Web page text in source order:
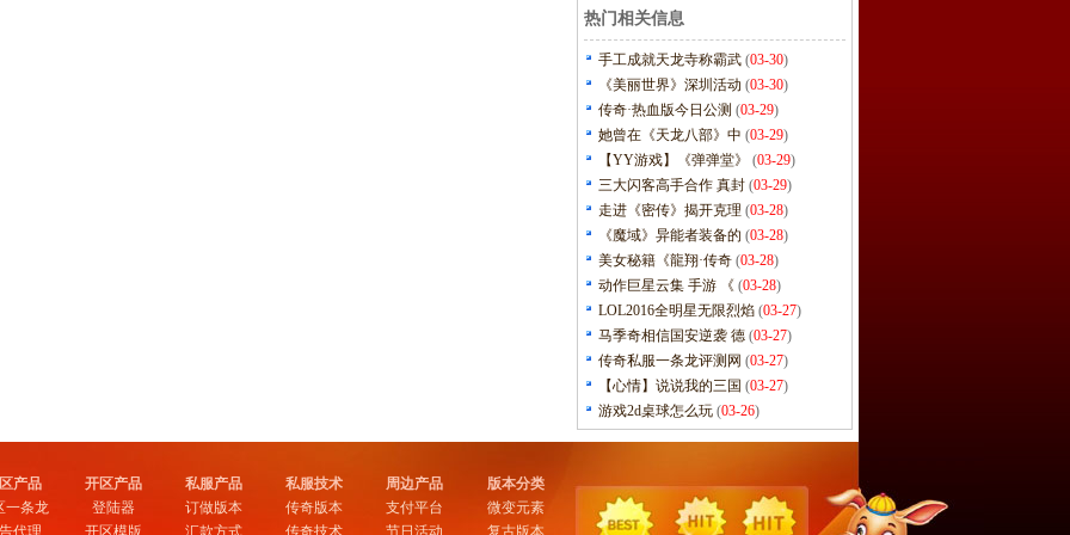
热门相关信息
手工成就天龙寺称霸武 (03-30)
《美丽世界》深圳活动 (03-30)
传奇·热血版今日公测 (03-29)
她曾在《天龙八部》中 (03-29)
【YY游戏】《弹弹堂》
(03-29)
三大闪客高手合作 真封 (03-29)
走进《密传》揭开克理 (03-28)
《魔域》异能者装备的 (03-28)
美女秘籍《龍翔·传奇 (03-28)
动作巨星云集 手游 《 (03-28)
LOL2016全明星无限烈焰 (03-27)
马季奇相信国安逆袭 德 (03-27)
传奇私服一条龙评测网 (03-27)
【心情】说说我的三国 (03-27)
游戏2d桌球怎么玩 (03-26)
产品
一条龙
代理
开区产品
登陆器
开区模版
私服产品
订做版本
汇款方式
私服技术
传奇版本
传奇技术
周边产品
支付平台
节日活动
版本分类
微变元素
复古版本